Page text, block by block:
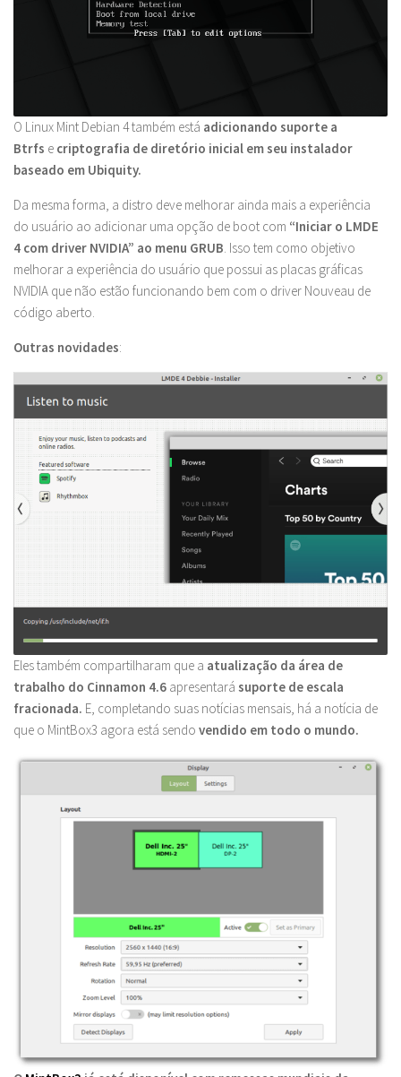
O Linux Mint Debian 4 também está adicionando suporte a
Btrfs e criptografia de diretório inicial em seu instalador
baseado em Ubiquity.
Da mesma forma, a distro deve melhorar ainda mais a experiência
do usuário ao adicionar uma opção de boot com “Iniciar o LMDE
4 com driver NVIDIA” ao menu GRUB. Isso tem como objetivo
melhorar a experiência do usuário que possui as placas gráficas
NVIDIA que não estão funcionando bem com o driver Nouveau de
código aberto.
Outras novidades:
Eles também compartilharam que a atualização da área de
trabalho do Cinnamon 4.6 apresentará suporte de escala
fracionada. E, completando suas notícias mensais, há a notícia de
que o MintBox3 agora está sendo vendido em todo o mundo.